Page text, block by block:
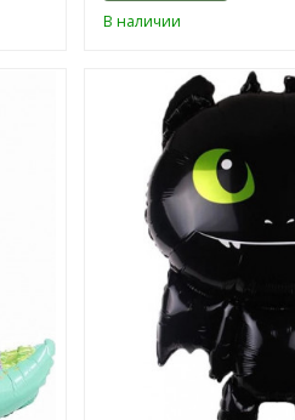
В наличии